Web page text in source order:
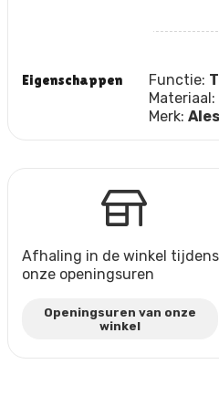
Eigenschappen Functie:
Materiaal:
Merk:
Afhaling in de winkel tijdens
onze openingsuren
Openingsuren van onze
winkel